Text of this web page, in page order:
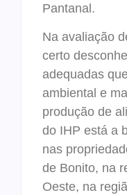
Pantanal.
Na avaliação
certo
adequadas
ambiental e
produção de
do IHP está a
nas
de Bonito, na
Oeste, na